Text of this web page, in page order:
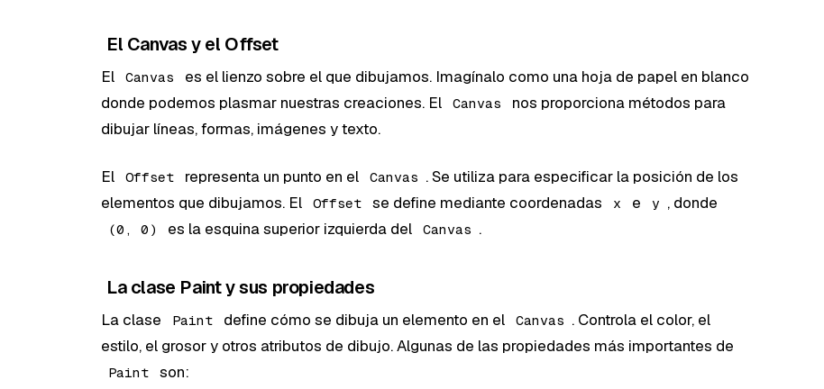
El Canvas y el Offset
El Canvas
es el lienzo sobre el que dibujamos. Imagínalo como una hoja de papel en blanco
donde podemos plasmar nuestras creaciones. El
Canvas
nos proporciona métodos para
dibujar líneas, formas, imágenes y texto.
El Offset representa un punto en el Canvas . Se utiliza para especificar la posición de los
elementos que dibujamos. El
Offset se define mediante coordenadas x e y , donde
(0, 0) es la esquina superior izquierda del Canvas .
La clase Paint y sus propiedades
La clase Paint define cómo se dibuja un elemento en el Canvas . Controla el color, el
estilo, el grosor y otros atributos de dibujo. Algunas de las propiedades más importantes de
Paint son: